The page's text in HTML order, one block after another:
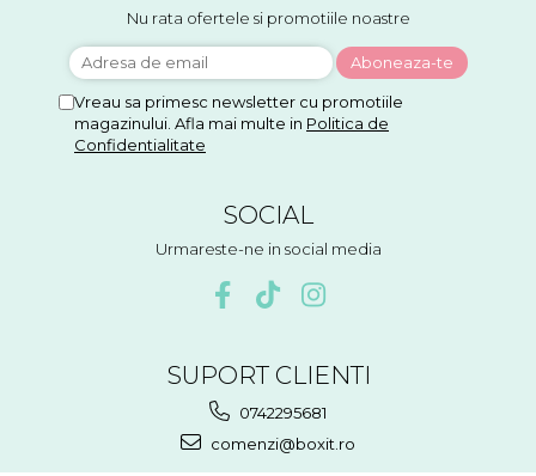
Nu rata ofertele si promotiile noastre
Vreau sa primesc newsletter cu promotiile
magazinului. Afla mai multe in Politica de
Confidentialitate
SOCIAL
Urmareste-ne in social media
SUPORT CLIENTI
0742295681
comenzi@boxit.ro